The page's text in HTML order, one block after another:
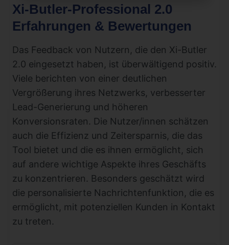
Xi-Butler-Professional 2.0
Erfahrungen & Bewertungen
Das Feedback von Nutzern, die den Xi-Butler
2.0 eingesetzt haben, ist überwältigend positiv.
Viele berichten von einer deutlichen
Vergrößerung ihres Netzwerks, verbesserter
Lead-Generierung und höheren
Konversionsraten. Die Nutzer/innen schätzen
auch die Effizienz und Zeitersparnis, die das
Tool bietet und die es ihnen ermöglicht, sich
auf andere wichtige Aspekte ihres Geschäfts
zu konzentrieren. Besonders geschätzt wird
die personalisierte Nachrichtenfunktion, die es
ermöglicht, mit potenziellen Kunden in Kontakt
zu treten.